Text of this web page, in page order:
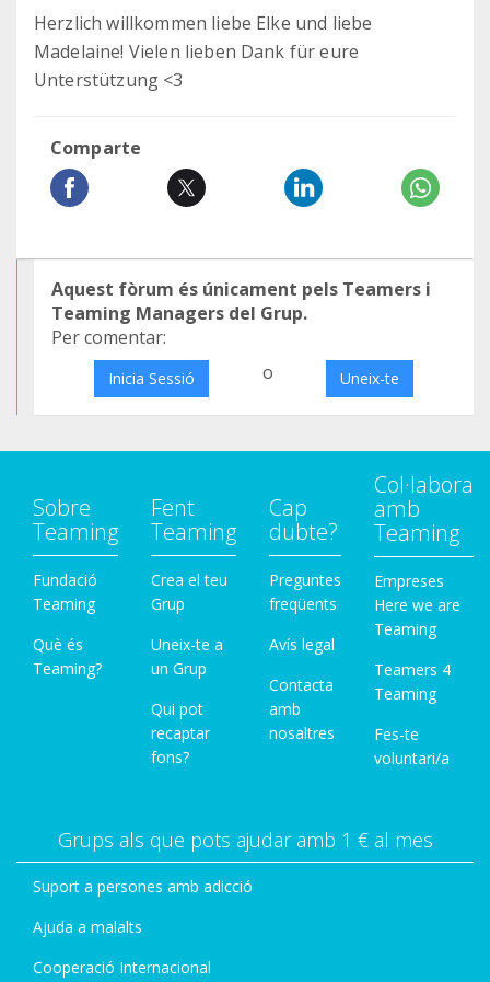
Herzlich willkommen liebe Elke und liebe
Madelaine! Vielen lieben Dank für eure
Unterstützung <3
Comparte
Aquest fòrum és únicament pels Teamers i
Teaming Managers del Grup.
Per comentar:
Inicia Sessió o Uneix-te
Sobre
Teaming
Fundació
Teaming
Què és
Teaming?
Fent
Teaming
Crea el teu
Grup
Uneix-te a
un Grup
Qui pot
recaptar
fons?
Cap
dubte?
Preguntes
freqüents
Avís legal
Contacta
amb
nosaltres
Col·labora
amb
Teaming
Empreses
Here we are
Teaming
Teamers 4
Teaming
Fes-te
voluntari/a
Grups als que pots ajudar amb 1 € al mes
Suport a persones amb adicció
Ajuda a malalts
Cooperació Internacional